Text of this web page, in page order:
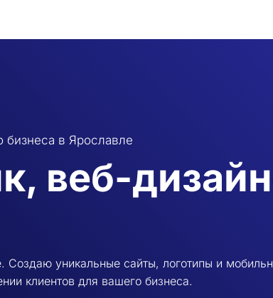
в Ярославле
веб-
Создаю уникальные сайты, логотипы и
клиентов для вашего бизнеса.